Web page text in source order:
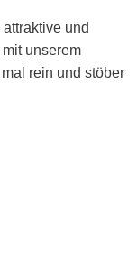
und
unserem
rein und stöber